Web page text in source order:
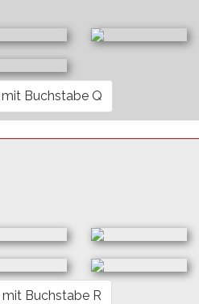
Buchstabe Q
Buchstabe R